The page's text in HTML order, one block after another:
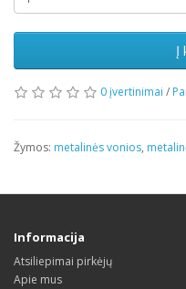
Į
0 įvertinimai /
Žymos: metalinės vonios,
Informacija
Atsiliepimai pirkėjų
Apie mus